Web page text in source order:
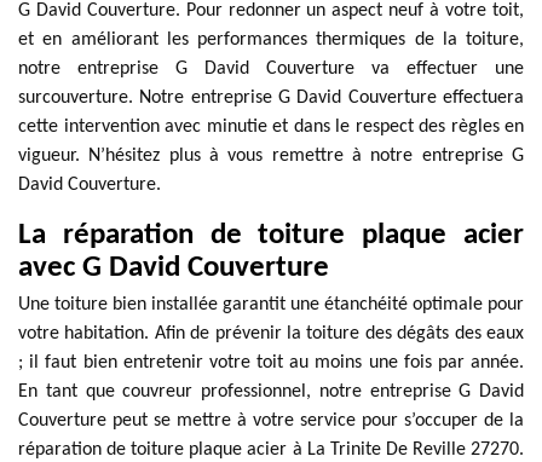
G David Couverture. Pour redonner un aspect neuf à votre toit,
et en améliorant les performances thermiques de la toiture,
notre entreprise G David Couverture va effectuer une
surcouverture. Notre entreprise G David Couverture effectuera
cette intervention avec minutie et dans le respect des règles en
vigueur. N’hésitez plus à vous remettre à notre entreprise G
David Couverture.
La réparation de toiture plaque acier
avec G David Couverture
Une toiture bien installée garantit une étanchéité optimale pour
votre habitation. Afin de prévenir la toiture des dégâts des eaux
; il faut bien entretenir votre toit au moins une fois par année.
En tant que couvreur professionnel, notre entreprise G David
Couverture peut se mettre à votre service pour s’occuper de la
réparation de toiture plaque acier à La Trinite De Reville 27270.